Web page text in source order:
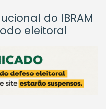
do IBRAM
eleitoral